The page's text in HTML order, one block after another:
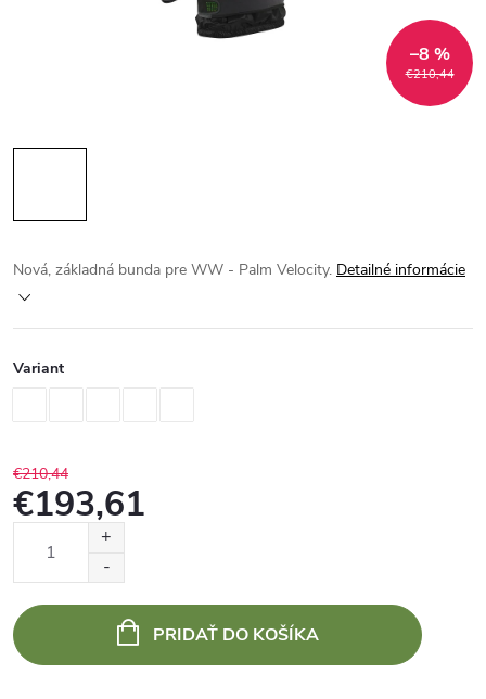
€210,44
–8 %
Nová, základná bunda pre WW - Palm Velocity. Detailné informácie
Variant
€210,44
€193,61
PRIDAŤ DO KOŠÍKA